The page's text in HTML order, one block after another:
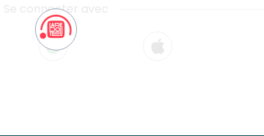
Se connecter avec